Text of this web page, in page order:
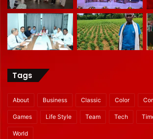
Tags
About Business Classic Color
Games Life Style Team Tech
World